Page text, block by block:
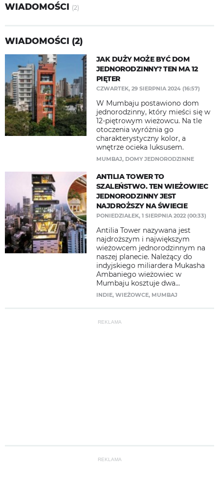
WIADOMOŚCI (2)
WIADOMOŚCI (2)
JAK DUŻY MOŻE BYĆ DOM
JEDNORODZINNY? TEN MA 12
PIĘTER
CZWARTEK, 29 SIERPNIA 2024 (16:57)
W Mumbaju postawiono dom
jednorodzinny, który mieści się w
12-piętrowym wieżowcu. Na tle
otoczenia wyróżnia go
charakterystyczny kolor, a
wnętrze ocieka luksusem.
MUMBAJ, DOMY JEDNORODZINNE
ANTILIA TOWER TO
SZALEŃSTWO. TEN WIEŻOWIEC
JEDNORODZINNY JEST
NAJDROŻSZY NA ŚWIECIE
PONIEDZIAŁEK, 1 SIERPNIA 2022 (00:33)
Antilia Tower nazywana jest
najdroższym i największym
wieżowcem jednorodzinnym na
naszej planecie. Należący do
indyjskiego miliardera Mukasha
Ambaniego wieżowiec w
Mumbaju kosztuje dwa...
INDIE, WIEŻOWCE, MUMBAJ
REKLAMA
REKLAMA